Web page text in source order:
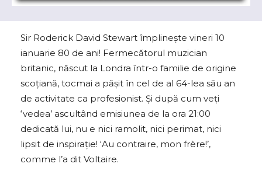
Sir Roderick David Stewart împlinește vineri 10
ianuarie 80 de ani! Fermecătorul muzician
britanic, născut la Londra într-o familie de origine
scoțiană, tocmai a pășit în cel de al 64-lea său an
de activitate ca profesionist. Și după cum veți
‘vedea’ ascultând emisiunea de la ora 21:00
dedicată lui, nu e nici ramolit, nici perimat, nici
lipsit de inspirație! ‘Au contraire, mon frère!’,
comme l’a dit Voltaire.